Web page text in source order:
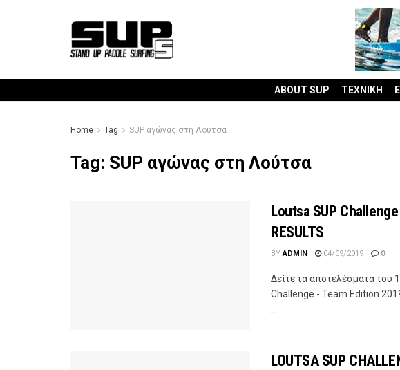
ABOUT SUP ΤΕΧΝΙΚΗ
Home Tag SUP αγώνας στη Λούτσα
Tag: SUP αγώνας στη Λούτσα
Loutsa SUP
RESULTS
BY ADMIN 04/09/2019 0
Δείτε τα αποτελέσματα του
Challenge - Team Edition
LOUTSA SUP